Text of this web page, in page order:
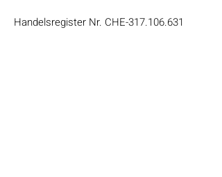
Handelsregister Nr. CHE-317.106.631